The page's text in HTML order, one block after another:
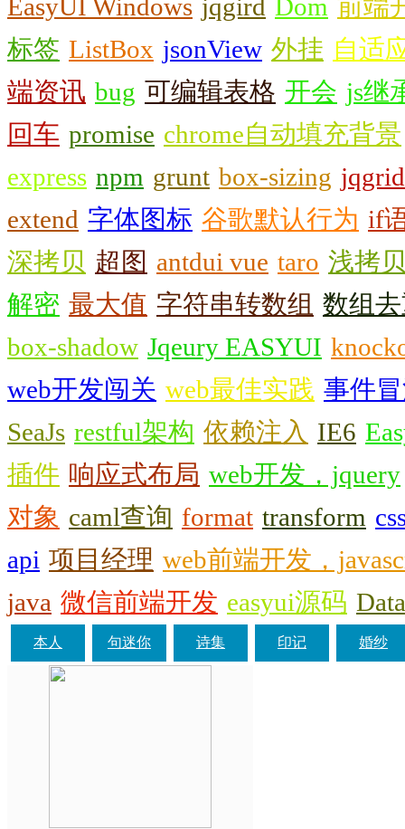
EasyUI Windows jqgird Dom 前端
标签 ListBox jsonView 外挂 自适
端资讯 bug 可编辑表格 开会 js继
回车 promise chrome自动填充背景
express npm grunt box-sizing jqgrid
extend 字体图标 谷歌默认行为 if
深拷贝 超图 antdui vue taro 浅拷
解密 最大值 字符串转数组 数组
box-shadow Jqeury EASYUI
web开发闯关 web最佳实践 事件
SeaJs restful架构 依赖注入 IE6
插件 响应式布局 web开发，jquery
对象 caml查询 format transform
api 项目经理 web前端开发，
java 微信前端开发 easyui源码
本人 句迷你 诗集 印记 婚纱